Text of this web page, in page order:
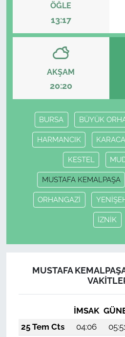
ÖĞLE
13:17
AKŞAM
20:20
BURSA BÜYÜK
HARMANCIK
KESTEL
MUSTAFA KEMALPAŞA
ORHANGAZİ
İZNİK
MUSTAFA
İMSAK
25 Tem Cts
04:06